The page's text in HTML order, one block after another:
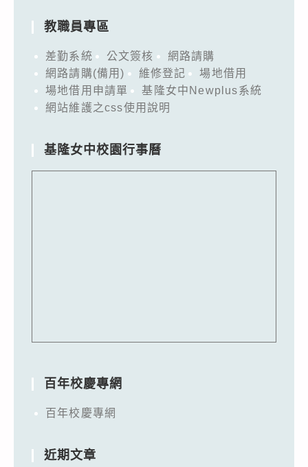
教職員專區
差勤系統 公文簽核
網路請購
網路請購(備用)
維修登記
場地借用
場地借用申請單
基隆女中Newplus系統
網站維護之css使用說明
基隆女中校園行事曆
百年校慶專網
百年校慶專網
近期文章